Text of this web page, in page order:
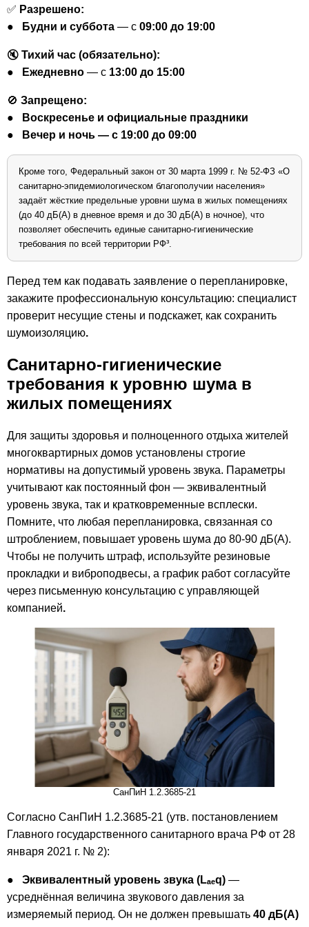
✅ Разрешено:
●
Будни и суббота — с 09:00 до 19:00
🔇 Тихий час (обязательно):
●
Ежедневно — с 13:00 до 15:00
🚫 Запрещено:
● Воскресенье и официальные праздники
● Вечер и ночь — с 19:00 до 09:00
Кроме того, Федеральный закон от 30 марта 1999 г. № 52-ФЗ «О
санитарно-эпидемиологическом благополучии населения»
задаёт жёсткие предельные уровни шума в жилых помещениях
(до 40 дБ(А) в дневное время и до 30 дБ(А) в ночное), что
позволяет обеспечить единые санитарно-гигиенические
требования по всей территории РФ³.
Перед тем как подавать заявление о перепланировке,
закажите профессиональную консультацию: специалист
проверит несущие стены и подскажет, как сохранить
шумоизоляцию.
Санитарно-гигиенические
требования к уровню шума в
жилых помещениях
Для защиты здоровья и полноценного отдыха жителей
многоквартирных домов установлены строгие
нормативы на допустимый уровень звука. Параметры
учитывают как постоянный фон — эквивалентный
уровень звука, так и кратковременные всплески.
Помните, что любая перепланировка, связанная со
штроблением, повышает уровень шума до 80-90 дБ(А).
Чтобы не получить штраф, используйте резиновые
прокладки и виброподвесы, а график работ согласуйте
через письменную консультацию с управляющей
компанией.
СанПиН 1.2.3685-21
Согласно СанПиН 1.2.3685-21 (утв. постановлением
Главного государственного санитарного врача РФ от 28
января 2021 г. № 2):
● Эквивалентный уровень звука (Lₐₑq) —
усреднённая величина звукового давления за
измеряемый период. Он не должен превышать 40 дБ(А)